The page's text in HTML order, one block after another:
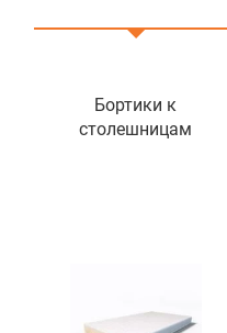
Бортики к
столешницам